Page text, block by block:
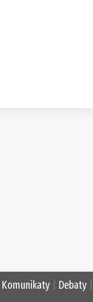
Komunikaty Debaty